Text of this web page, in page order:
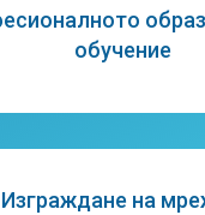
обучение
Изграждане на